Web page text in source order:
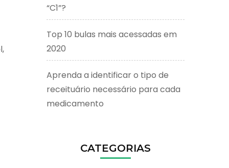
“C1”?
Top 10 bulas mais acessadas em
2020
Aprenda a identificar o tipo de
receituário necessário para cada
medicamento
CATEGORIAS